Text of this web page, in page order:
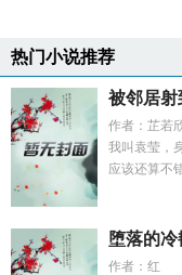
热门小说推荐
被邻居射
作者：芷若
我叫袁莹，
应该还算不
堕落的冷
作者：红